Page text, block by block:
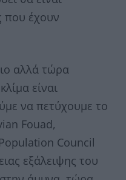
που έχουν
αλλά τώρα
είναι
να πετύχουμε το
Fouad,
Council
εξάλειψης του